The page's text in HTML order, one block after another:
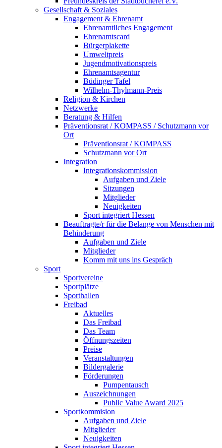
Gesellschaft & Soziales
Engagement & Ehrenamt
Ehrenamtliches Engagement
Ehrenamtscard
Bürgerplakette
Umweltpreis
Jugendmotivationspreis
Ehrenamtsagentur
Büdinger Tafel
Wilhelm-Thylmann-Preis
Religion & Kirchen
Netzwerke
Beratung & Hilfen
Präventionsrat / KOMPASS / Schutzmann vor
Ort
Präventionsrat / KOMPASS
Schutzmann vor Ort
Integration
Integrationskommission
Aufgaben und Ziele
Sitzungen
Mitglieder
Neuigkeiten
Sport integriert Hessen
Beauftragte/r für die Belange von Menschen mit
Behinderung
Aufgaben und Ziele
Mitglieder
Komm mit uns ins Gespräch
Sport
Sportvereine
Sportplätze
Sporthallen
Freibad
Aktuelles
Das Freibad
Das Team
Öffnungszeiten
Preise
Veranstaltungen
Bildergalerie
Förderungen
Pumpentausch
Auszeichnungen
Public Value Award 2025
Sportkommision
Aufgaben und Ziele
Mitglieder
Neuigkeiten